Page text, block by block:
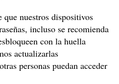
que nuestros dispositivos
incluso se recomienda
con la huella
actualizarlas
personas puedan acceder